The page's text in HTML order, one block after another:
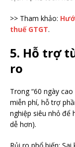
>> Tham khảo:
thuế GTGT.
5. Hỗ trợ
ro
Trong “60 ngày
miễn phí, hỗ trợ
nghiệp siêu nhỏ để
dễ hơn).